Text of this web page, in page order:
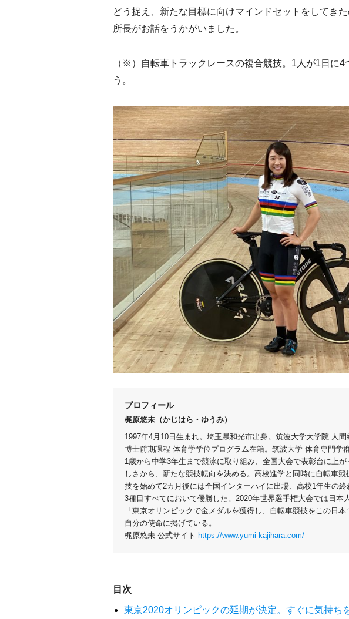
どう捉え、新たな目標に向けマインドセットをしてき
所長がお話をうかがいました。
（※）自転車トラックレースの複合競技。1人が1日に
う。
プロフィール
梶原悠未（かじはら・ゆうみ）
1997年4月10日生まれ。埼玉県和光市出身。筑波大学大学院 人
博士前期課程 体育学学位プログラム在籍。筑波大学 体育専門学群
1歳から中学3年生まで競泳に取り組み、全国大会で表彰台に上
しさから、新たな競技転向を決める。高校進学と同時に自転車
技を始めて2カ月後には全国インターハイに出場、高校1年生の
3種目すべてにおいて優勝した。2020年世界選手権大会では日本
「東京オリンピックで金メダルを獲得し、自転車競技をこの日
自分の使命に掲げている。
梶原悠未 公式サイト https://www.yumi-kajihara.com/
目次
東京2020オリンピックの延期が決定。すぐに気持ち